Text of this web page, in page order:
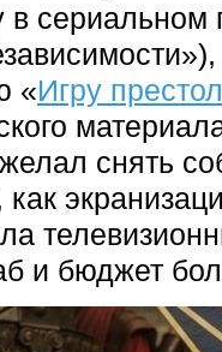
в
«Игру
снять
и бюджет